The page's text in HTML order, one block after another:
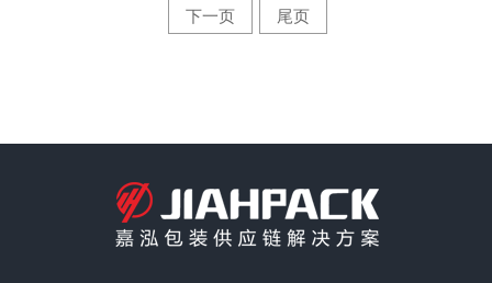
下一页
尾页